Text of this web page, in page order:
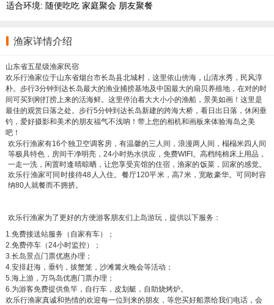
适合环境: 随便吃吃 家庭聚会 朋友聚餐
渔家详情介绍
山东省五星级渔家民宿
欢乐行渔家位于山东省烟台市长岛县北城村，这里依山傍海，山清水秀，民风淳
朴。步行3分钟到达长岛最大的渔业捕捞基地及中国最大的扇贝养殖地，在对的时
间可买到刚打捞上来的活海鲜。这里停泊着大大小小的渔船，景美如画！这里是
最佳的观赏日落之处。步行5分钟到达长岛新建的跨海大桥，看日出日落，休闲垂
钓，爱好摄影和美术的朋友福气不浅呐！带上您的相机和画板来体验海岛之美
吧！
欢乐行渔家有16个独卫空调客房，有温馨的三人间，浪漫两人间，榻榻米四人间
等极具特色，房间干净明亮，24小时热水供应，免费WIFI。高档纯棉床上用品，
一走一洗，闲置时逢晴晾晒，让您享受宾馆的住宿，渔家的饭菜，回家的感觉。
欢乐行渔家可同时接待48人入住。餐厅120平米，高7米，宽敞豪华。可同时容
纳80人就餐而不拥挤。
欢乐行渔家为了更好的方便游客朋友们上岛游玩，提供以下服务：
1.免费接送站服务（自家有车）；
2.免费停车（24小时监控）；
3.长岛景点门票优惠办理；
4.安排赶海，垂钓，拔蟹笼，沙滩篝火晚会等活动；
5.海上游，万鸟岛优惠门票办理；
6.为游客免费提供鱼竿，自行车，皮划艇，自助烧烤炉。
欢乐行渔家真诚和热情的欢迎每一位到来的朋友，等您买好船票给我们电话，会